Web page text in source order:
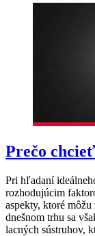
Prečo
Pri hľadaní
rozhodujúcim
aspekty, ktoré
dnešnom trhu sa
lacných sústruhov,